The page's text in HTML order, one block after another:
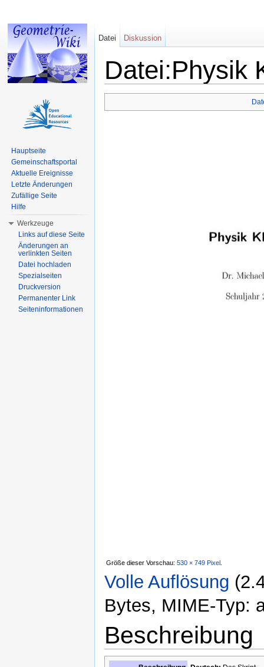
Datei:Physik
Größe dieser Vorschau: 530 × 749 Pixel
Volle Auflösung
Bytes, MIME-Typ:
Beschreibung
Datei Diskussion
Hauptseite
Gemeinschaftsportal
Aktuelle Ereignisse
Letzte Änderungen
Zufällige Seite
Hilfe
Werkzeuge
Links auf diese Seite
Änderungen an
verlinkten Seiten
Datei hochladen
Spezialseiten
Druckversion
Permanenter Link
Seiteninformationen